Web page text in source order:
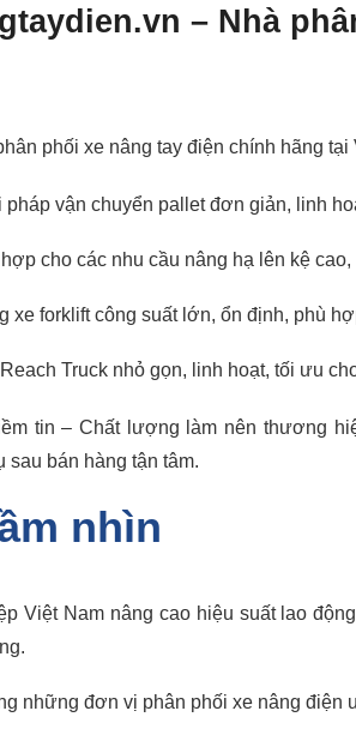
– Nhà
phối xe nâng tay điện chính hãng
pháp vận chuyển pallet đơn giản, linh
cho các nhu cầu nâng hạ lên kệ
xe forklift công suất lớn, ổn định, phù
Truck nhỏ gọn, linh hoạt, tối ưu
tin – Chất lượng làm nên thương
sau bán hàng tận tâm.
nhìn
Việt Nam nâng cao hiệu suất lao
những đơn vị phân phối xe nâng